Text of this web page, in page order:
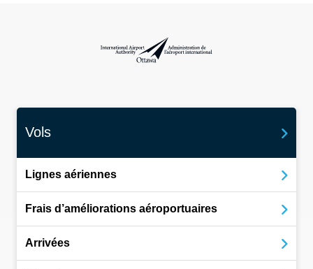
Administration de l’aéroport international
Vols
Lignes aériennes
Frais d’améliorations aéroportuaires
Arrivées